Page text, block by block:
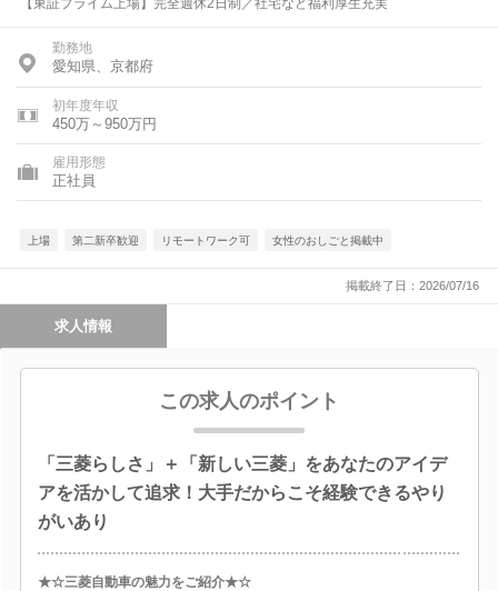
勤務地
愛知県、京都府
初年度年収
450万～950万円
雇用形態
正社員
上場 第二新卒歓迎 リモートワーク可 女性のおしごと掲載中
掲載終了日：2026/07/16
求人情報
この求人のポイント
「三菱らしさ」＋「新しい三菱」をあなたのアイデ
アを活かして追求！大手だからこそ経験できるやり
がいあり
★☆三菱自動車の魅力をご紹介★☆